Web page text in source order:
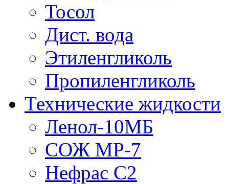
Тосол
Дист. вода
Этиленгликоль
Пропиленгликоль
Технические жидкости
Ленол-10МБ
СОЖ МР-7
Нефрас С2